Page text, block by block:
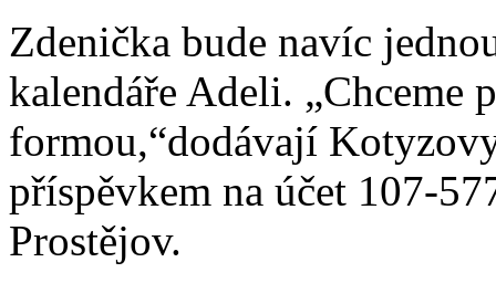
Zdenička bude navíc
kalendáře Adeli. „Chceme
formou,“dodávají
příspěvkem na účet 107-
Prostějov.